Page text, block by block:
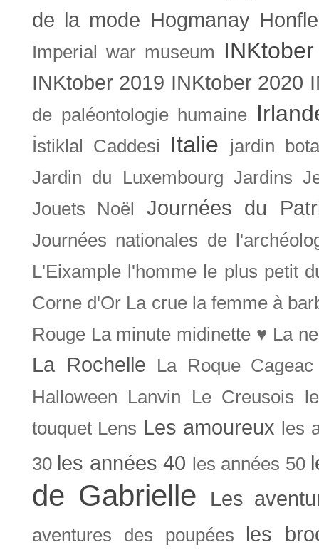
de la mode Hogmanay
Imperial war museum INKtober
INKtober 2019 INKtober 2020
de paléontologie humaine
İstiklal Caddesi Italie
jardin
Jardin du Luxembourg Jardins
Jouets Noël
Journées du
Journées nationales de
L'Eixample l'homme le plus petit
Corne d'Or La crue la femme à
Rouge La minute midinette ♥ La
La Rochelle
La Roque Cageac
Halloween
Lanvin Le Creusois
touquet Lens Les amoureux les
30 les années 40 les années 50
de Gabrielle Les
aventures des poupées les